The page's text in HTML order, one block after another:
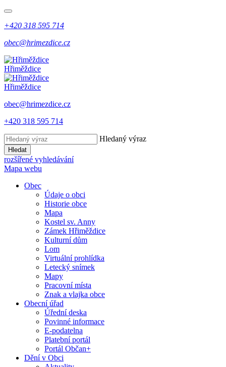
+420 318 595 714
obec@hrimezdice.cz
Hřiměždice
Hřiměždice
obec@hrimezdice.cz
+420 318 595 714
Hledaný výraz
Hledat
rozšířené vyhledávání
Mapa webu
Obec
Údaje o obci
Historie obce
Mapa
Kostel sv. Anny
Zámek Hřiměždice
Kulturní dům
Lom
Virtuální prohlídka
Letecký snímek
Mapy
Pracovní místa
Znak a vlajka obce
Obecní úřad
Úřední deska
Povinné informace
E-podatelna
Platební portál
Portál Občan+
Dění v Obci